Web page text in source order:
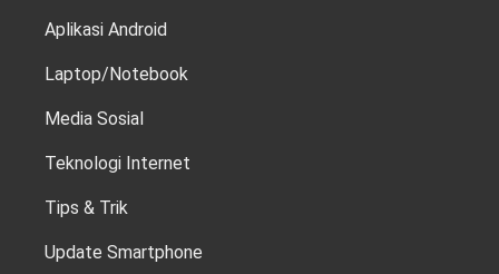
Aplikasi Android
Laptop/Notebook
Media Sosial
Teknologi Internet
Tips & Trik
Update Smartphone